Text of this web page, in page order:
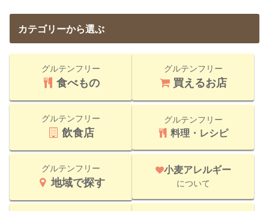
カテゴリーから選ぶ
グルテンフリー
食べもの
グルテンフリー
買えるお店
グルテンフリー
飲食店
グルテンフリー
料理・レシピ
グルテンフリー
地域で探す
小麦アレルギー
について